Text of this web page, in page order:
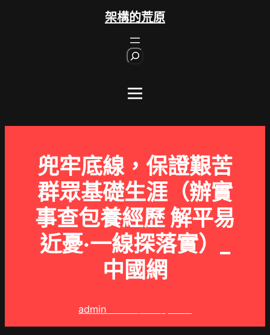
架構的荒原
兜牢底線，保證艱苦
群眾基礎生涯（辦實
事查包養經歷 解平易
近憂·一線探落實）_
中國網
admin